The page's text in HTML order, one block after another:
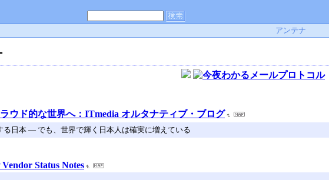
アンテナ
ウド的な世界へ：ITmedia オルタナティブ・ブログ
る日本 ― でも、世界で輝く日本人は確実に増えている
Vendor Status Notes